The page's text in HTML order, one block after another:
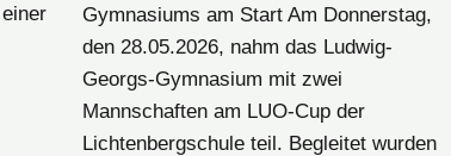
Gymnasiums am Start Am Donnerstag,
den 28.05.2026, nahm das Ludwig-
Georgs-Gymnasium mit zwei
Mannschaften am LUO-Cup der
Lichtenbergschule teil. Begleitet wurden